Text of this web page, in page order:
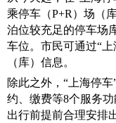
乘停车（P+R）场（
泊位较充足的停车场
车位。市民可通过“
（库）信息。
除此之外， “上海停
约、缴费等8个服务
出行前提前合理安排